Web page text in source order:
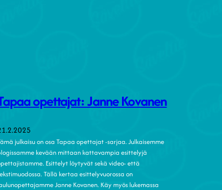
opettajat: Janne Kovanen
julkaisu on osa Tapaa opettajat -sarjaa. Julkaisemme
kevään mittaan kattavampia esittelyjä
Esittelyt löytyvät sekä video- että
Tällä kertaa esittelyvuorossa on
Janne Kovanen. Käy myös lukemassa